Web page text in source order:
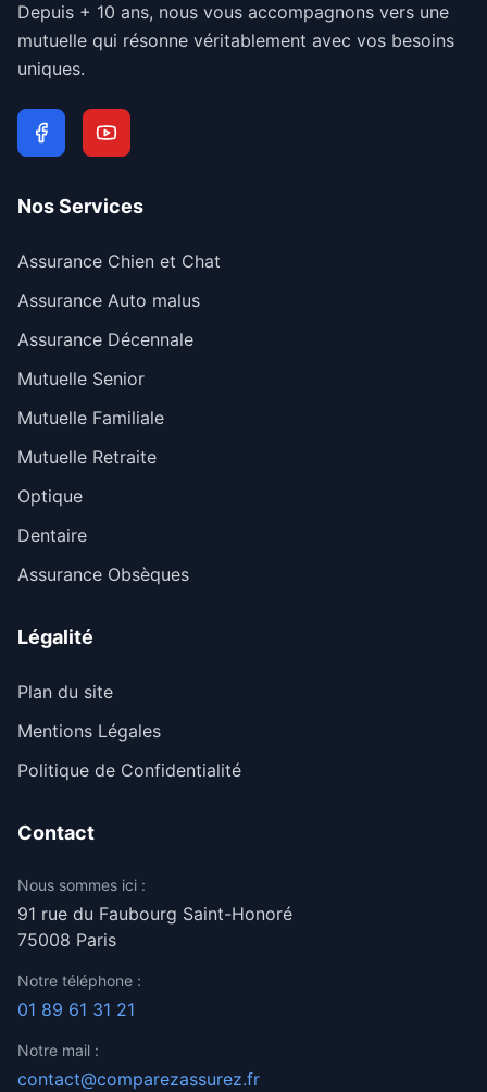
Depuis + 10 ans, nous vous accompagnons vers une
mutuelle qui résonne véritablement avec vos besoins
uniques.
Nos Services
Assurance Chien et Chat
Assurance Auto malus
Assurance Décennale
Mutuelle Senior
Mutuelle Familiale
Mutuelle Retraite
Optique
Dentaire
Assurance Obsèques
Légalité
Plan du site
Mentions Légales
Politique de Confidentialité
Contact
Nous sommes ici :
91 rue du Faubourg Saint-Honoré
75008 Paris
Notre téléphone :
01 89 61 31 21
Notre mail :
contact@comparezassurez.fr